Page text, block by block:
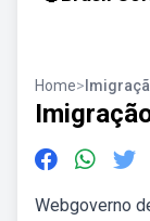
Home>
Webgoverno